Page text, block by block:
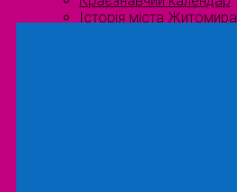
Історія міста Житомира